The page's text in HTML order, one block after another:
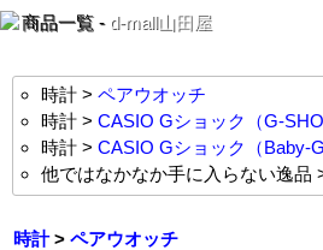
商品一覧 - d-mall山田屋
時計 >ペアウオッチ
時計 >CASIO Gショック（G-
時計 >CASIO Gショック（Baby-G
他ではなかなか手に入らない逸品
時計> ペアウオッチ